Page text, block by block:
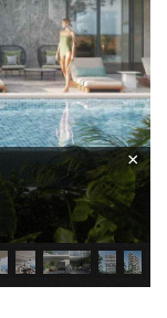
×